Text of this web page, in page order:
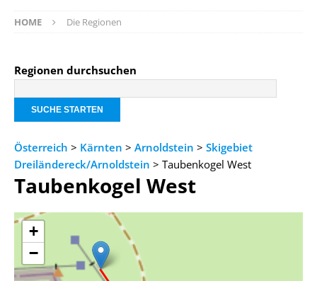
HOME Die Regionen
Regionen durchsuchen
Österreich > Kärnten > Arnoldstein > Skigebiet
Dreiländereck/Arnoldstein > Taubenkogel West
Taubenkogel West
+
−